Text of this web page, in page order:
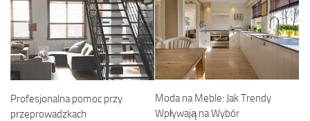
Profesjonalna pomoc przy
przeprowadzkach
Moda na Meble: Jak Trendy
Wpływają na Wybór